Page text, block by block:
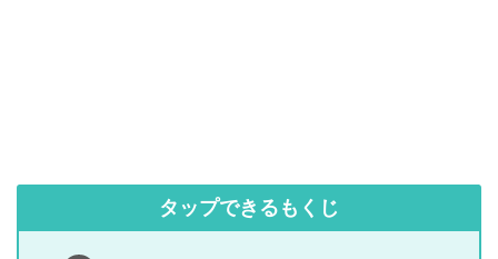
タップできるもくじ